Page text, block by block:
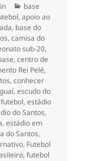
Categorias
base
, apoio ao
, base do
, camisa do
sub-20,
, centro de
Rei Pelé,
, conhecer
, escudo do
, estádio
do Santos,
, estádio em
do Santos,
, Futebol
, futebol